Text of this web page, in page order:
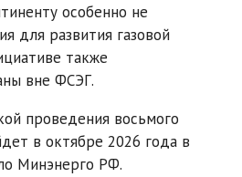
особенно не
для развития газовой
также
вне ФСЭГ.
проведения восьмого
в октябре 2026 года в
Минэнерго РФ.